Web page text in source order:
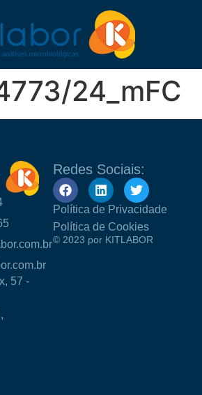
24_mFC
57 -
Redes Sociais:
Política de Privacidade
Política de Cookies
© 2023 por KITLABOR